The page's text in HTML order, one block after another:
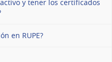
y tener los certificados
en RUPE?